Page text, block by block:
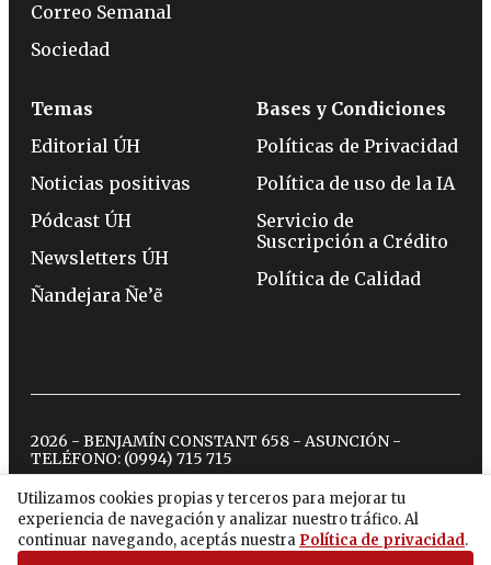
Utilizamos cookies propias y terceros para mejorar tu
experiencia de navegación y analizar nuestro tráfico. Al
continuar navegando, aceptás nuestra Política de privacidad.
Correo Semanal
Sociedad
Temas
Editorial ÚH
Noticias positivas
Pódcast ÚH
Newsletters ÚH
Ñandejara Ñe’ẽ
Bases y Condiciones
Políticas de Privacidad
Política de uso de la IA
Servicio de
Suscripción a Crédito
Política de Calidad
2026 - BENJAMÍN CONSTANT 658 - ASUNCIÓN -
TELÉFONO: (0994) 715 715
twitterinstagram
facebook
tiktokyoutubespotify